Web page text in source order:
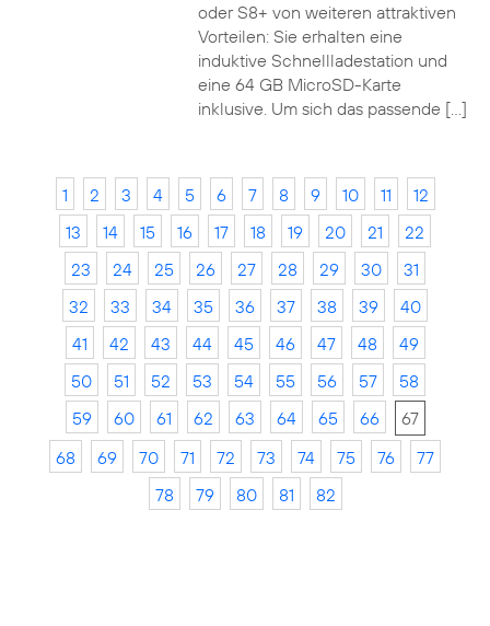
oder S8+ von weiteren attraktiven
Vorteilen: Sie erhalten eine
induktive Schnellladestation und
eine 64 GB MicroSD-Karte
inklusive. Um sich das passende […]
1 2 3 4 5 6 7 8 9 10 11
12
13
14 15 16 17 18 19 20 21
22
23
24 25 26 27 28 29 30
31
32
33 34 35 36 37 38 39
40
41
42 43 44 45 46 47 48
49
50
51 52 53 54 55 56 57
58
59
60 61 62 63 64 65 66
67
68
69 70 71 72 73 74 75 76
77
78
79 80 81 82